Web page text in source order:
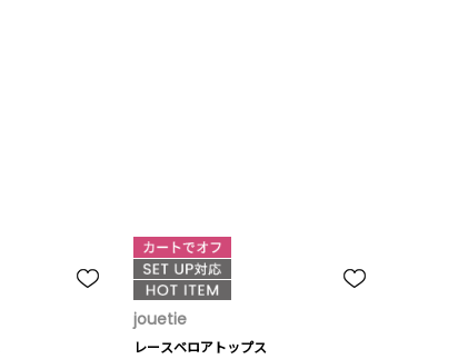
jouetie
レースベロアトップス